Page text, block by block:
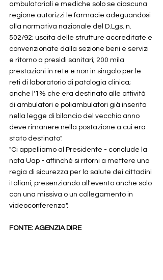
ambulatoriali e mediche solo se ciascuna
regione autorizzi le farmacie adeguandosi
alla normativa nazionale del D.Lgs. n.
502/92; uscita delle strutture accreditate e
convenzionate dalla sezione beni e servizi
e ritorno a presidi sanitari; 200 mila
prestazioni in rete e non in singolo per le
reti di laboratorio di patologia clinica;
anche l'1% che era destinato alle attività
di ambulatori e poliambulatori già inserita
nella legge di bilancio del vecchio anno
deve rimanere nella postazione a cui era
stato destinato".
"Ci appelliamo al Presidente - conclude la
nota Uap - affinchè si ritorni a mettere una
regia di sicurezza per la salute dei cittadini
italiani, presenziando all'evento anche solo
con una missiva o un collegamento in
videoconferenza".
FONTE: AGENZIA DIRE